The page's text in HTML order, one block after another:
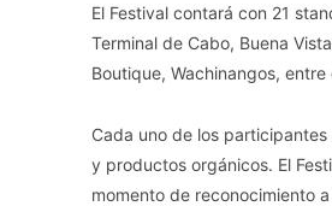
El Festival contará con 21
Terminal de Cabo, Buena
Boutique, Wachinangos, entre
Cada uno de los
y productos orgánicos. El
momento de reconocimiento